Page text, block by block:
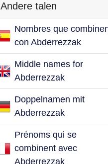
Andere talen
Nombres que
con Abderrezzak
Middle names for
Abderrezzak
Doppelnamen mit
Abderrezzak
Prénoms qui se
combinent avec
Abderrezzak